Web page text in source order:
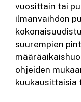
vuosittain tai
ilmanvaihdon
suurempien
ohjeiden
kuukausittaisia